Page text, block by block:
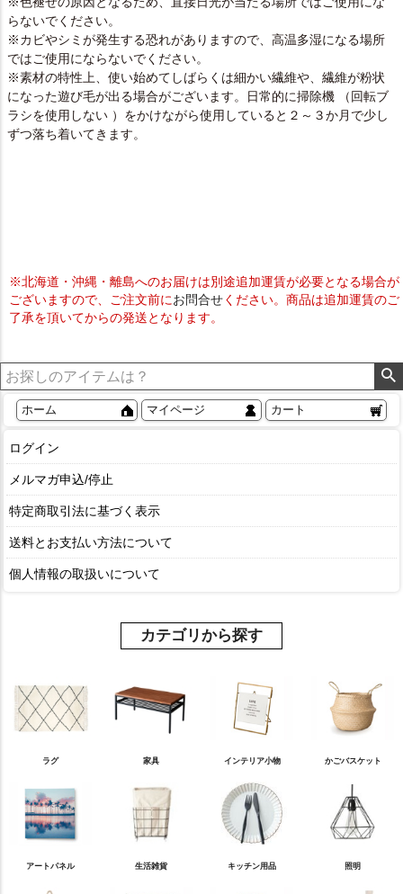
らないでください。
※カビやシミが発生する恐れがありますので、高温多湿になる場所
ではご使用にならないでください。
※素材の特性上、使い始めてしばらくは細かい繊維や、繊維が粉状
になった遊び毛が出る場合がございます。日常的に掃除機 （回転ブ
ラシを使用しない ）をかけながら使用していると２～３か月で少し
ずつ落ち着いてきます。
※北海道・沖縄・離島へのお届けは別途追加運賃が必要となる場合が
ございますので、ご注文前にお問合せください。商品は追加運賃のご
了承を頂いてからの発送となります。
ホーム マイページ カート
ログイン
メルマガ申込/停止
特定商取引法に基づく表示
送料とお支払い方法について
個人情報の取扱いについて
カテゴリから探す
ラグ 家具 インテリア小物 かごバスケット
アートパネル 生活雑貨 キッチン用品 照明